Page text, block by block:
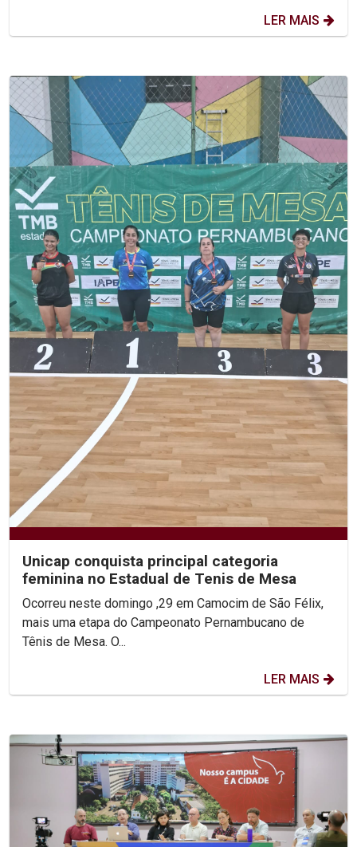
LER MAIS
Unicap conquista principal categoria
feminina no Estadual de Tenis de Mesa
Ocorreu neste domingo ,29 em Camocim de São Félix,
mais uma etapa do Campeonato Pernambucano de
Tênis de Mesa. O...
LER MAIS